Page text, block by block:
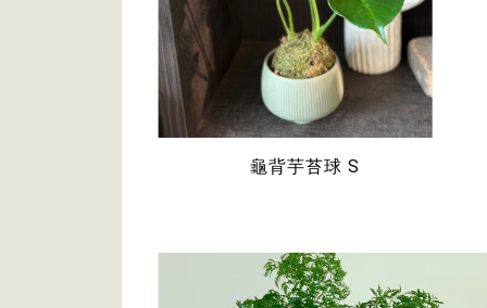
龜背芋苔球 S